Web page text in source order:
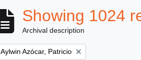
Showing 1024
Archival description
Remove filter:
Aylwin Azócar, Patricio